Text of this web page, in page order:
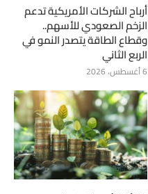
أرباح الشركات الأمريكية تدعم
الزخم الصعودي للأسهم..
وقطاع الطاقة يتصدر النمو في
الربع الثاني
6 أغسطس، 2026